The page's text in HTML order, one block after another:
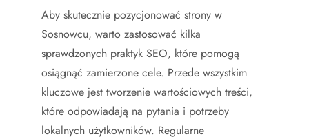
Aby skutecznie pozycjonować strony w
Sosnowcu, warto zastosować kilka
sprawdzonych praktyk SEO, które pomogą
osiągnąć zamierzone cele. Przede wszystkim
kluczowe jest tworzenie wartościowych treści,
które odpowiadają na pytania i potrzeby
lokalnych użytkowników. Regularne